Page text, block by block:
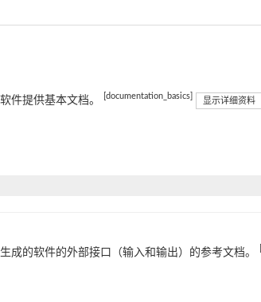
件提供基本文档。 [documentation_basics] 显示详细资料
成的软件的外部接口（输入和输出）的参考文档。